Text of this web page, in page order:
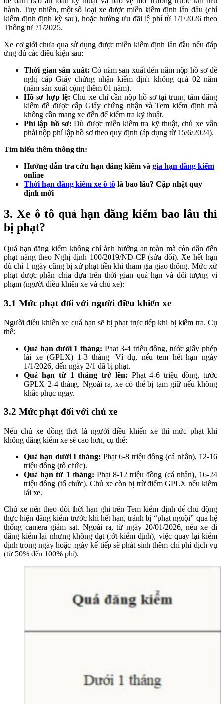
hành. Tuy nhiên, một số loại xe được miễn kiểm định lần đầu (chỉ
kiểm định định kỳ sau), hoặc hưởng ưu đãi lệ phí từ 1/1/2026 theo
Thông tư 71/2025.
Xe cơ giới chưa qua sử dụng được miễn kiểm định lần đầu nếu đáp
ứng đủ các điều kiện sau:
Thời gian sản xuất: Có năm sản xuất đến năm nộp hồ sơ đề
nghị cấp Giấy chứng nhận kiểm định không quá 02 năm
(năm sản xuất cộng thêm 01 năm).
Hồ sơ hợp lệ: Chủ xe chỉ cần nộp hồ sơ tại trung tâm đăng
kiểm để được cấp Giấy chứng nhận và Tem kiểm định mà
không cần mang xe đến để kiểm tra kỹ thuật.
Phí lập hồ sơ: Dù được miễn kiểm tra kỹ thuật, chủ xe vẫn
phải nộp phí lập hồ sơ theo quy định (áp dụng từ 15/6/2024).
Tìm hiểu thêm thông tin:
Hướng dẫn tra cứu hạn đăng kiểm và gia hạn đăng kiểm
online
Thời hạn đăng kiểm xe ô tô là bao lâu? Cập nhật quy
định mới
3. Xe ô tô quá hạn đăng kiểm bao lâu thì
bị phạt?
Quá hạn đăng kiểm không chỉ ảnh hưởng an toàn mà còn dẫn đến
phạt nặng theo Nghị định 100/2019/NĐ-CP (sửa đổi). Xe hết hạn
dù chỉ 1 ngày cũng bị xử phạt tiền khi tham gia giao thông. Mức xử
phạt được phân chia dựa trên thời gian quá hạn và đối tượng vi
phạm (người điều khiển xe và chủ xe):
3.1 Mức phạt đối với người điều khiển xe
Người điều khiển xe quá hạn sẽ bị phạt trực tiếp khi bị kiểm tra. Cụ
thể:
Quá hạn dưới 1 tháng: Phạt 3-4 triệu đồng, tước giấy phép
lái xe (GPLX) 1-3 tháng. Ví dụ, nếu tem hết hạn ngày
1/1/2026, đến ngày 2/1 đã bị phạt.
Quá hạn từ 1 tháng trở lên: Phạt 4-6 triệu đồng, tước
GPLX 2-4 tháng. Ngoài ra, xe có thể bị tạm giữ nếu không
khắc phục ngay.
3.2 Mức phạt đối với chủ xe
Nếu chủ xe đồng thời là người điều khiển xe thì mức phạt khi
không đăng kiểm xe sẽ cao hơn, cụ thể:
Quá hạn dưới 1 tháng: Phạt 6-8 triệu đồng (cá nhân), 12-16
triệu đồng (tổ chức).
Quá hạn từ 1 tháng: Phạt 8-12 triệu đồng (cá nhân), 16-24
triệu đồng (tổ chức). Chủ xe còn bị trừ điểm GPLX nếu kiêm
lái xe.
Chủ xe nên theo dõi thời hạn ghi trên Tem kiểm định để chủ động
thực hiện đăng kiểm trước khi hết hạn, tránh bị “phạt nguội” qua hệ
thống camera giám sát. Ngoài ra, từ ngày 20/01/2026, nếu xe đi
đăng kiểm lại nhưng không đạt (rớt kiểm định), việc quay lại kiểm
định trong ngày hoặc ngày kế tiếp sẽ phát sinh thêm chi phí dịch vụ
(từ 50% đến 100% phí).